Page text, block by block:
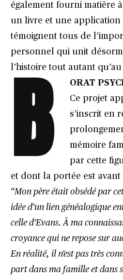
également fourni matière
un livre et une
témoignent tous de
personnel qui unit
l’histoire tout autant
B ORAT
Ce projet
s’inscrit en
mémoire
par cette
et dont la portée est
“Mon père était obsédé par
idée d’un lien généalogique
celle d’Evans. À ma
croyance qui ne repose sur
En réalité, il n’est pas très
part dans ma famille et dans